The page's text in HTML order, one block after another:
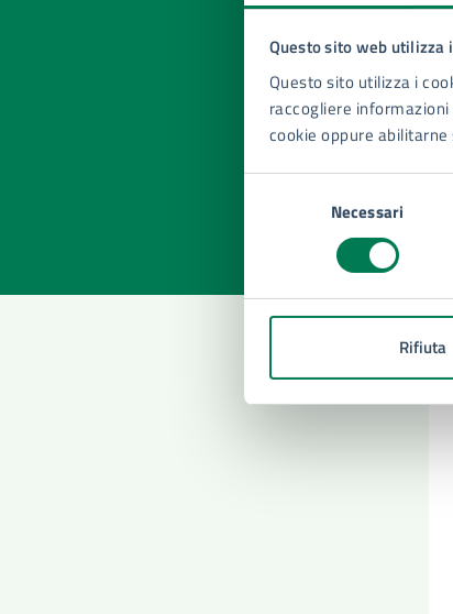
Questo sito web utilizza
Questo sito utilizza i
raccogliere
cookie oppure
Necessari
Rifiuta